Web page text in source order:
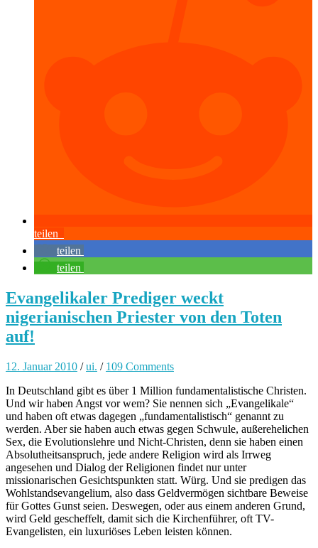
teilen
teilen
teilen
Evangelikaler Prediger weckt
nigerianischen Priester von den Toten
auf!
12. Januar 2010 /ui. / 109 Comments
In Deutschland gibt es über 1 Million fundamentalistische Christen.
Und wir haben Angst vor wem? Sie nennen sich „Evangelikale“
und haben oft etwas dagegen „fundamentalistisch“ genannt zu
werden. Aber sie haben auch etwas gegen Schwule, außerehelichen
Sex, die Evolutionslehre und Nicht-Christen, denn sie haben einen
Absolutheitsanspruch, jede andere Religion wird als Irrweg
angesehen und Dialog der Religionen findet nur unter
missionarischen Gesichtspunkten statt. Würg. Und sie predigen das
Wohlstandsevangelium, also dass Geldvermögen sichtbare Beweise
für Gottes Gunst seien. Deswegen, oder aus einem anderen Grund,
wird Geld gescheffelt, damit sich die Kirchenführer, oft TV-
Evangelisten, ein luxuriöses Leben leisten können.